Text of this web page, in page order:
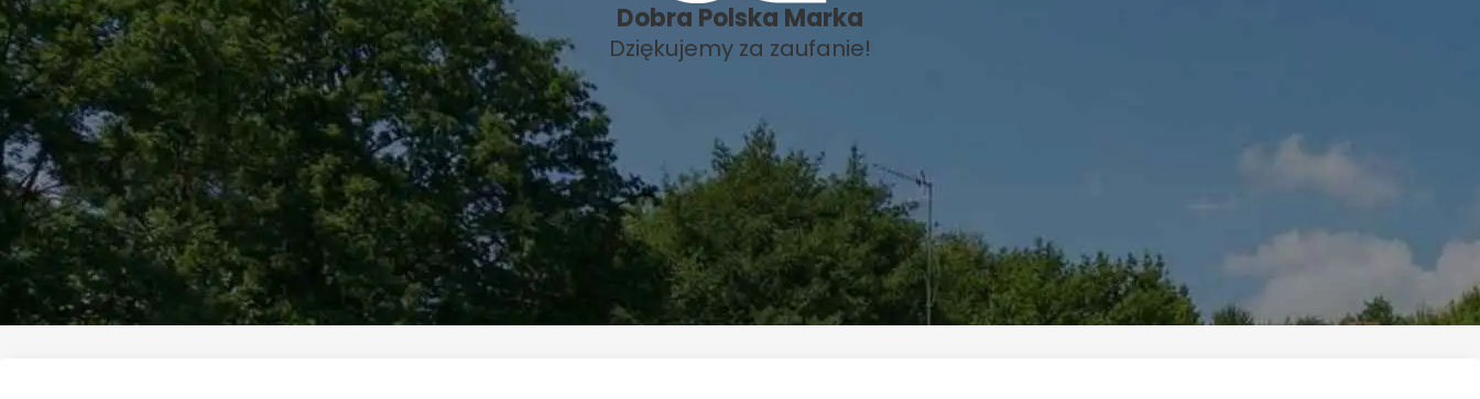
Dobra Polska Marka
Dziękujemy za zaufanie!